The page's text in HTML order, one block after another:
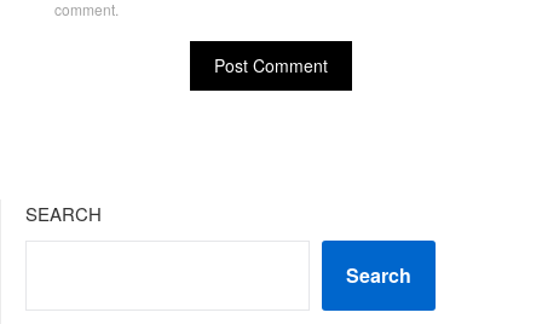
comment.
SEARCH
Search